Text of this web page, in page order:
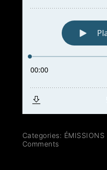
Categories: ÉMISSIONS
Comments